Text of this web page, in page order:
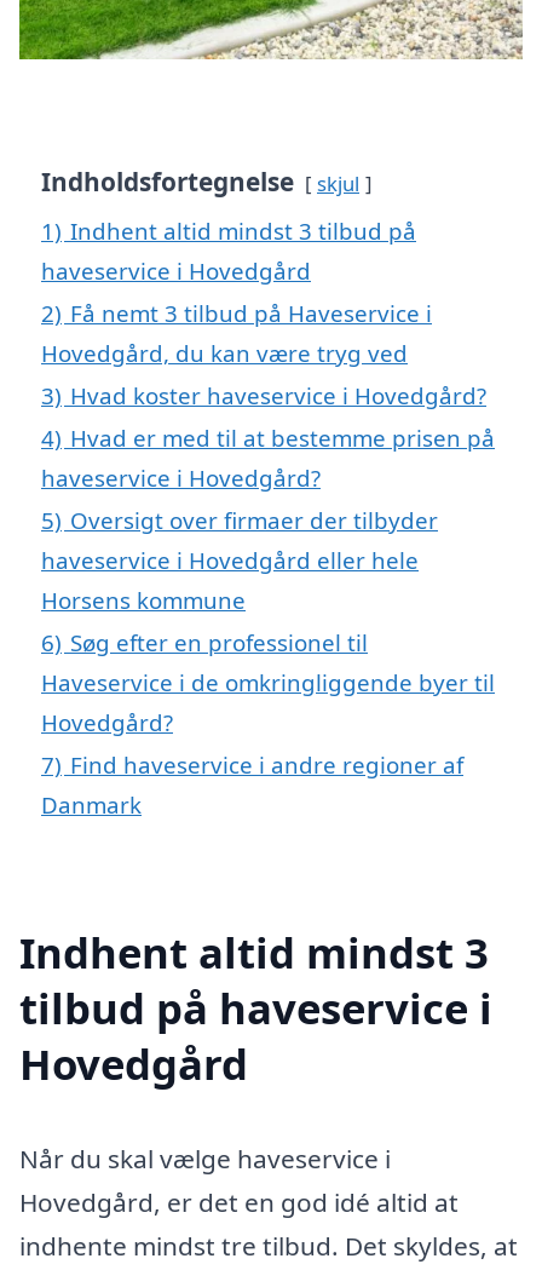
Indholdsfortegnelse skjul
1) Indhent altid mindst 3 tilbud på
haveservice i Hovedgård
2) Få nemt 3 tilbud på Haveservice i
Hovedgård, du kan være tryg ved
3) Hvad koster haveservice i Hovedgård?
4) Hvad er med til at bestemme prisen på
haveservice i Hovedgård?
5) Oversigt over firmaer der tilbyder
haveservice i Hovedgård eller hele
Horsens kommune
6) Søg efter en professionel til
Haveservice i de omkringliggende byer til
Hovedgård?
7) Find haveservice i andre regioner af
Danmark
Indhent altid mindst 3
tilbud på haveservice i
Hovedgård
Når du skal vælge haveservice i
Hovedgård, er det en god idé altid at
indhente mindst tre tilbud. Det skyldes, at